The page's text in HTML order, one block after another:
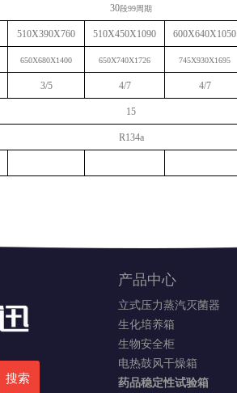
30段99周期
510X390X760 510X450X1090 600X640X1050
650X680X1400 650X740X1726 745X930X1695
3/5 4/7 4/7
15
R134a
搜索
产品中心
立式压力蒸汽灭菌器
生化培养箱
生物安全柜
电热鼓风干燥箱
药品稳定性试验箱